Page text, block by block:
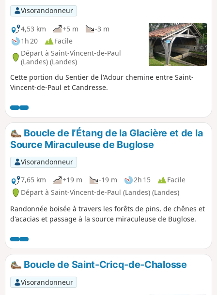
Visorandonneur
4,53 km
+5 m
-3 m
1h 20
Facile
Départ à Saint-Vincent-de-Paul
(Landes) (Landes)
Cette portion du Sentier de l'Adour chemine entre Saint-
Vincent-de-Paul et Candresse.
Boucle de l’Étang de la Glacière et de la
Source Miraculeuse de Buglose
Visorandonneur
7,65 km
+19 m -19 m 2h 15
Facile
Départ à Saint-Vincent-de-Paul (Landes) (Landes)
Randonnée boisée à travers les forêts de pins, de chênes et
d'acacias et passage à la source miraculeuse de Buglose.
Boucle de Saint-Cricq-de-Chalosse
Visorandonneur